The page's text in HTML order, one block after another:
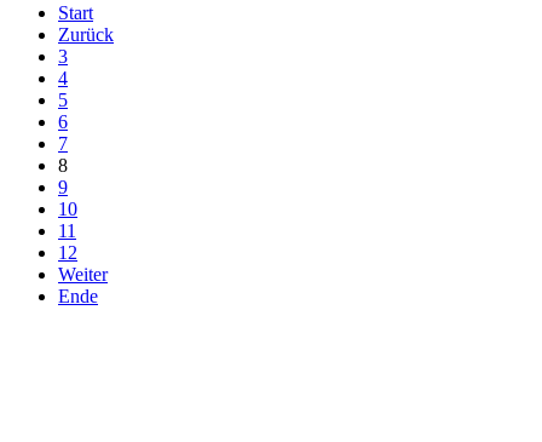
Start
Zurück
3
4
5
6
7
8
9
10
11
12
Weiter
Ende